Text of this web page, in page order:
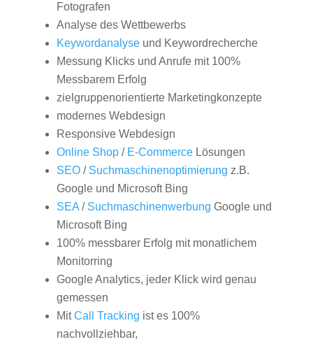
Fotografen
Analyse des Wettbewerbs
Keywordanalyseund Keywordrecherche
Messung Klicks und Anrufe mit 100%
Messbarem Erfolg
zielgruppenorientierte Marketingkonzepte
modernes Webdesign
Responsive Webdesign
Online Shop/ E-CommerceLösungen
SEO/ Suchmaschinenoptimierung z.B.
Google und Microsoft Bing
SEA/ Suchmaschinenwerbung Google und
Microsoft Bing
100% messbarer Erfolg mit monatlichem
Monitorring
Google Analytics, jeder Klick wird genau
gemessen
MitCall Tracking ist es 100%
nachvollziehbar,